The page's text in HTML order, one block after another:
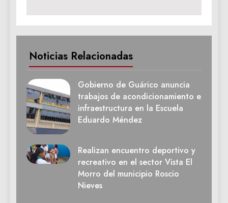
Noticias Relacionadas
Gobierno de Guárico anuncia
trabajos de acondicionamiento e
infraestructura en la Escuela
Eduardo Méndez
Realizan encuentro deportivo y
recreativo en el sector Vista El
Morro del municipio Roscio
Nieves